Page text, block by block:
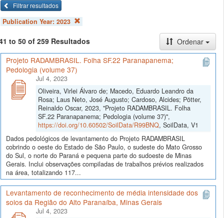
Filtrar resultados
Publication Year: 2023
to 50 of 259 Resultados
Ordenar
Projeto RADAMBRASIL. Folha SF.22 Paranapanema;
Pedologia (volume 37)
Jul 4, 2023
Oliveira, Virlei Álvaro de; Macedo, Eduardo Leandro da
Rosa; Laus Neto, José Augusto; Cardoso, Alcides; Pötter,
Reinaldo Oscar, 2023, "Projeto RADAMBRASIL. Folha
SF.22 Paranapanema; Pedologia (volume 37)",
https://doi.org/10.60502/SoilData/R99BNQ, SoilData, V1
Dados pedológicos de levantamento do Projeto RADAMBRASIL
cobrindo o oeste do Estado de São Paulo, o sudeste do Mato Grosso
do Sul, o norte do Paraná e pequena parte do sudoeste de Minas
Gerais. Inclui observações compiladas de trabalhos prévios realizados
na área, totalizando 117...
Levantamento de reconhecimento de média intensidade dos
solos da Região do Alto Paranaíba, Minas Gerais
Jul 4, 2023